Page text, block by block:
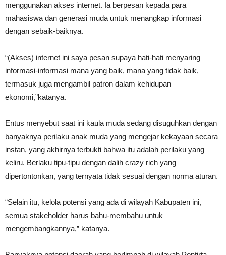
menggunakan akses internet. Ia berpesan kepada para
mahasiswa dan generasi muda untuk menangkap informasi
dengan sebaik-baiknya.
“(Akses) internet ini saya pesan supaya hati-hati menyaring
informasi-informasi mana yang baik, mana yang tidak baik,
termasuk juga mengambil patron dalam kehidupan
ekonomi,”katanya.
Entus menyebut saat ini kaula muda sedang disuguhkan dengan
banyaknya perilaku anak muda yang mengejar kekayaan secara
instan, yang akhirnya terbukti bahwa itu adalah perilaku yang
keliru. Berlaku tipu-tipu dengan dalih crazy rich yang
dipertontonkan, yang ternyata tidak sesuai dengan norma aturan.
“Selain itu, kelola potensi yang ada di wilayah Kabupaten ini,
semua stakeholder harus bahu-membahu untuk
mengembangkannya,” katanya.